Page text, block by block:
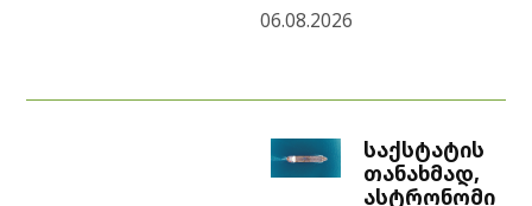
06.08.2026
საქსტატის
თანახმად,
ასტრონომი